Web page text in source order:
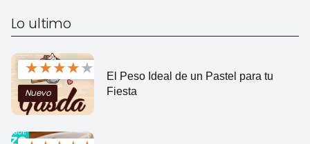
Lo ultimo
★★★★★
Nuevo
El Peso Ideal de un Pastel para tu
Fiesta